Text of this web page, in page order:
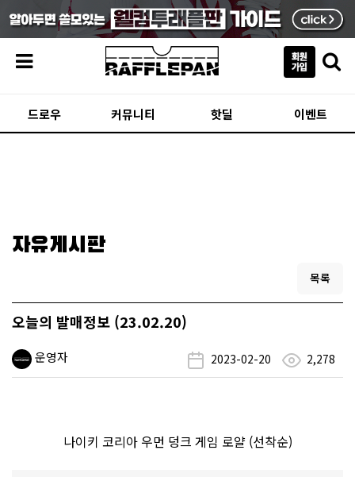
드로우 커뮤니티 핫딜 이벤트
자유게시판
목록
오늘의 발매정보 (23.02.20)
운영자 2023-02-20 2,278
나이키 코리아 우먼 덩크 게임 로얄 (선착순)